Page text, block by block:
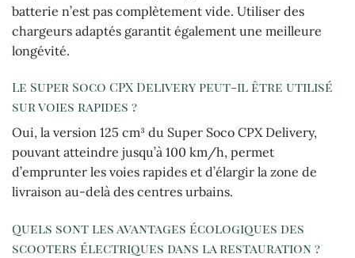
batterie n’est pas complètement vide. Utiliser des
chargeurs adaptés garantit également une meilleure
longévité.
Le Super Soco CPX Delivery peut-il être utilisé
sur voies rapides ?
Oui, la version 125 cm³ du Super Soco CPX Delivery,
pouvant atteindre jusqu’à 100 km/h, permet
d’emprunter les voies rapides et d’élargir la zone de
livraison au-delà des centres urbains.
Quels sont les avantages écologiques des
scooters électriques dans la restauration ?